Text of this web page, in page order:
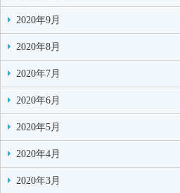
2020年9月
2020年8月
2020年7月
2020年6月
2020年5月
2020年4月
2020年3月